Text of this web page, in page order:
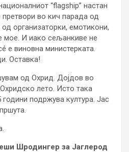
“flagship” настан
во кич парада од
организаторки, емотикони,
мое. И иако сељанкиве не
е виновна министерката.
Оставка!
од Охрид. Дојдов во
лето. Исто така
години подржува култура. Јас
Шродингер за Јаглерод